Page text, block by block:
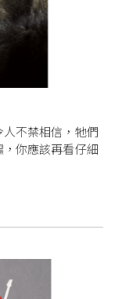
不禁相信，牠們
你應該再看仔細